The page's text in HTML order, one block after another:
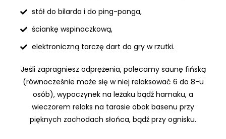
stół do bilarda i do ping-ponga,
ściankę wspinaczkową,
elektroniczną tarczę dart do gry w rzutki.
Jeśli zapragniesz odprężenia, polecamy saunę fińską
(równocześnie może się w niej relaksować 6 do 8-u
osób), wypoczynek na leżaku bądź hamaku, a
wieczorem relaks na tarasie obok basenu przy
pięknych zachodach słońca, bądź przy ognisku.